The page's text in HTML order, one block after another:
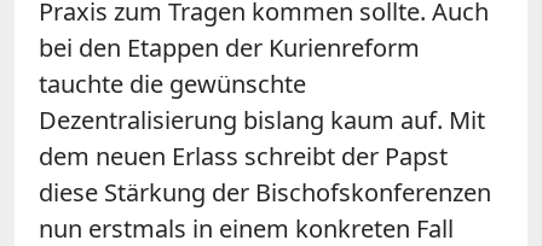
Praxis zum Tragen kommen sollte. Auch
bei den Etappen der Kurienreform
tauchte die gewünschte
Dezentralisierung bislang kaum auf. Mit
dem neuen Erlass schreibt der Papst
diese Stärkung der Bischofskonferenzen
nun erstmals in einem konkreten Fall